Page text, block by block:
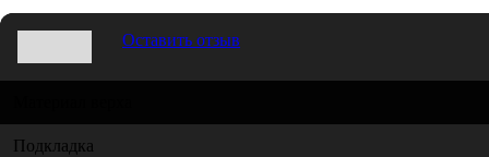
Оставить отзыв
Подкладка